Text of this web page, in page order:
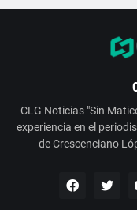
CLG Noticias "Sin
experiencia en el
de Crescenciano